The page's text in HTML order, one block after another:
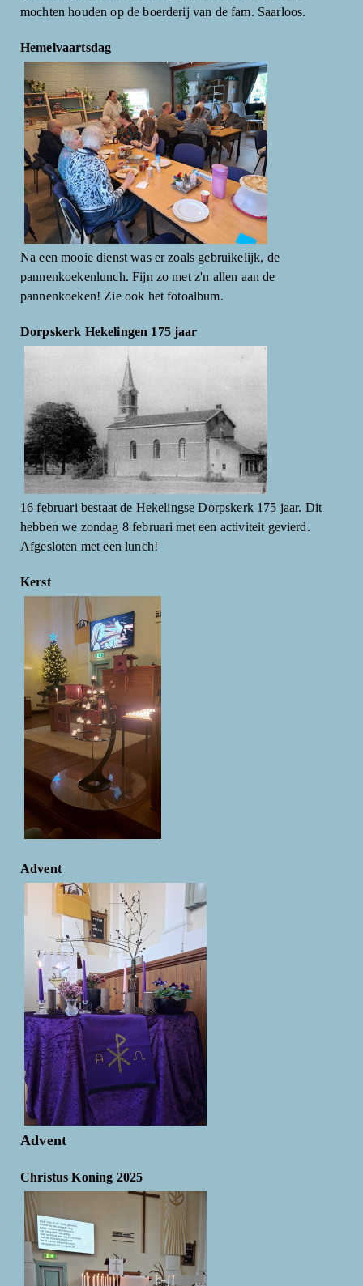
mochten houden op de boerderij van de fam. Saarloos.
Hemelvaartsdag
Na een mooie dienst was er zoals gebruikelijk, de
pannenkoekenlunch. Fijn zo met z'n allen aan de
pannenkoeken! Zie ook het fotoalbum.
Dorpskerk Hekelingen 175 jaar
16 februari bestaat de Hekelingse Dorpskerk 175 jaar. Dit
hebben we zondag 8 februari met een activiteit gevierd.
Afgesloten met een lunch!
Kerst
Advent
Advent
Christus Koning 2025